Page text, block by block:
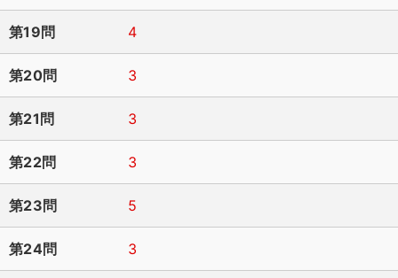
第19問 4
第20問 3
第21問 3
第22問 3
第23問 5
第24問 3